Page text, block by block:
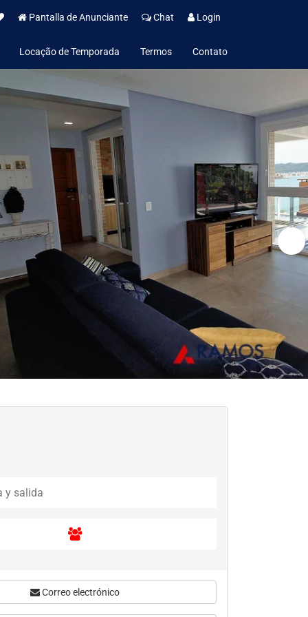
Pantalla de Anunciante Chat Login
Locação de Temporada Termos
Institucional
Política de Privacidade
Contato
Correo electrónico